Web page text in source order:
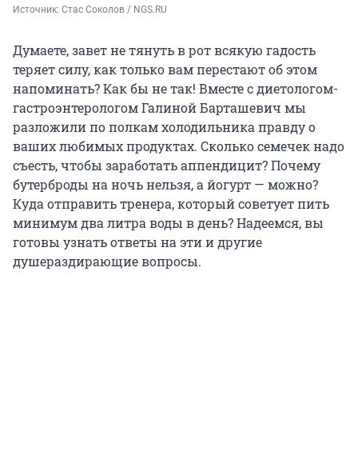
Источник: Стас Соколов / NGS.RU
Думаете, завет не тянуть в рот всякую гадость
теряет силу, как только вам перестают об этом
напоминать? Как бы не так! Вместе с диетологом-
гастроэнтерологом Галиной Барташевич мы
разложили по полкам холодильника правду о
ваших любимых продуктах. Сколько семечек надо
съесть, чтобы заработать аппендицит? Почему
бутерброды на ночь нельзя, а йогурт — можно?
Куда отправить тренера, который советует пить
минимум два литра воды в день? Надеемся, вы
готовы узнать ответы на эти и другие
душераздирающие вопросы.